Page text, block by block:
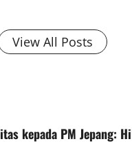
View All Posts
kepada PM Jepang: